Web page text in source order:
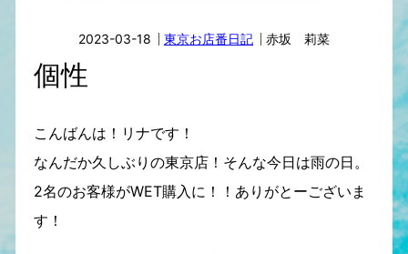
2023-03-18 東京お店番日記 赤坂 莉菜
個性
こんばんは！リナです！
なんだか久しぶりの東京店！そんな今日は雨の日。
2名のお客様がWET購入に！！ありがとーございま
す！